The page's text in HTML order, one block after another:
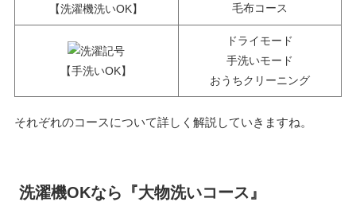
【洗濯機洗いOK】
毛布コース
【手洗いOK】
ドライモード
手洗いモード
おうちクリーニング
それぞれのコースについて詳しく解説していきますね。
洗濯機OKなら『大物洗いコース』